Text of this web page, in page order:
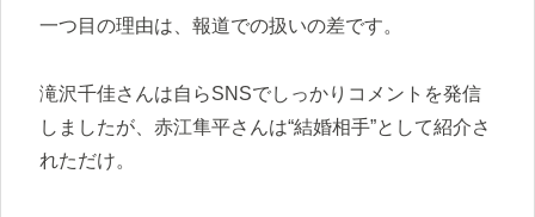
一つ目の理由は、報道での扱いの差です。
滝沢千佳さんは自らSNSでしっかりコメントを発信
しましたが、赤江隼平さんは“結婚相手”として紹介さ
れただけ。